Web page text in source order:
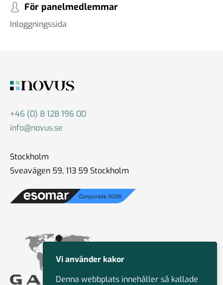
För panelmedlemmar
Inloggningssida
+46 (0) 8 128 196 00
info@novus.se
Stockholm
Sveavägen 59, 113 59 Stockholm
Vi använder kakor
Denna webbplats innehåller så kallade